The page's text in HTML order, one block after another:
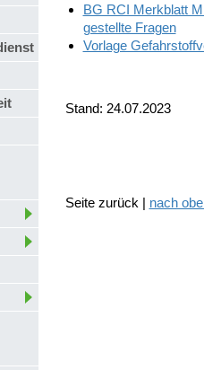
BG RCI Merkblatt
gestellte Fragen
Vorlage
Stand: 24.07.2023
Seite zurück | nach